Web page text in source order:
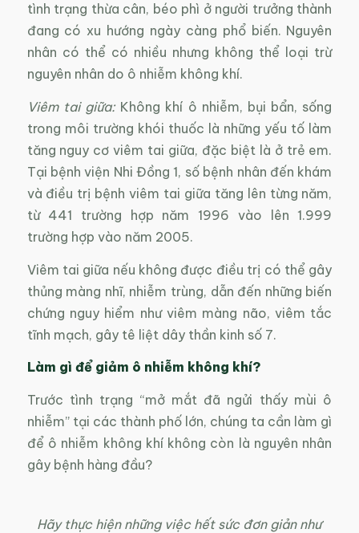
tình trạng thừa cân, béo phì ở người trưởng thành
đang có xu hướng ngày càng phổ biến. Nguyên
nhân có thể có nhiều nhưng không thể loại trừ
nguyên nhân do ô nhiễm không khí.
Viêm tai giữa:Không khí ô nhiễm, bụi bẩn, sống
trong môi trường khói thuốc là những yếu tố làm
tăng nguy cơ viêm tai giữa, đặc biệt là ở trẻ em.
Tại bệnh viện Nhi Đồng 1, số bệnh nhân đến khám
và điều trị bệnh viêm tai giữa tăng lên từng năm,
từ 441 trường hợp năm 1996 vào lên 1.999
trường hợp vào năm 2005.
Viêm tai giữa nếu không được điều trị có thể gây
thủng màng nhĩ, nhiễm trùng, dẫn đến những biến
chứng nguy hiểm như viêm màng não, viêm tắc
tĩnh mạch, gây tê liệt dây thần kinh số 7.
Làm gì để giảm ô nhiễm không khí?
Trước tình trạng “mở mắt đã ngửi thấy mùi ô
nhiễm” tại các thành phố lớn, chúng ta cần làm gì
để ô nhiễm không khí không còn là nguyên nhân
gây bệnh hàng đầu?
Hãy thực hiện những việc hết sức đơn giản như